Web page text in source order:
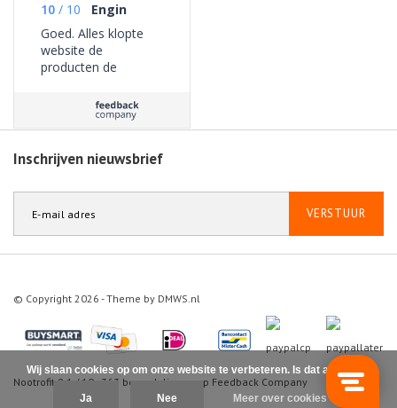
10 / 10
Engin
Goed. Alles klopte
website de
producten de
problemen ervaren.
Inschrijven nieuwsbrief
VERSTUUR
© Copyright 2026 - Theme by DMWS.nl
Nootrofit 9.1 / 10 363 beoordelingen op Feedback Company
Wij slaan cookies op om onze website te verbeteren. Is dat akkoord?
Ja Nee Meer over cookies »